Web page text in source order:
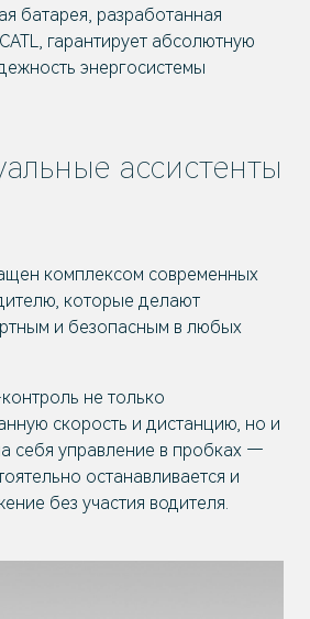
батарея, разработанная
гарантирует абсолютную
энергосистемы
ассистенты
комплексом современных
которые делают
и безопасным в любых
не только
скорость и дистанцию, но и
себя управление в пробках —
останавливается и
без участия водителя.